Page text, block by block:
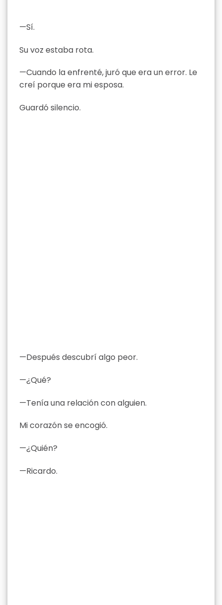
—Sí.
Su voz estaba rota.
—Cuando la enfrenté, juró que era un error. Le
creí porque era mi esposa.
Guardó silencio.
—Después descubrí algo peor.
—¿Qué?
—Tenía una relación con alguien.
Mi corazón se encogió.
—¿Quién?
—Ricardo.